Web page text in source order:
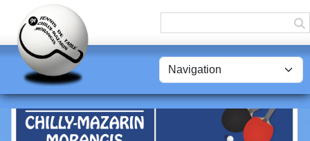
Panneau de gestion des cookies